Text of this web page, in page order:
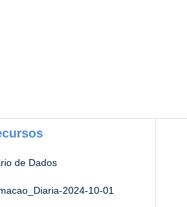
de Dados
2024-10-01